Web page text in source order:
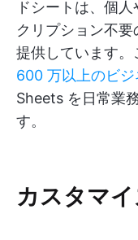
ドシートは、個
クリプション不
提供しています
600 万以上のビジ
Sheets を日常業
す。
カスタマ